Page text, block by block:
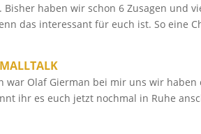
Bisher haben wir schon 6 Zusagen und
das interessant für euch ist. So eine
war Olaf Gierman bei mir uns wir
ihr es euch jetzt nochmal in Ruhe